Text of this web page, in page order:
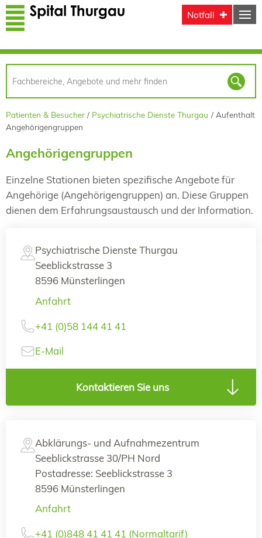
Direkt zum Inhalt
Notfall
Patienten & Besucher Psychiatrische Dienste Thurgau
Aufenthalt
Angehörigengruppen
Angehörigengruppen
Einzelne Stationen bieten spezifische Angebote für
Angehörige (Angehörigengruppen) an. Diese Gruppen
dienen dem Erfahrungsaustausch und der Information.
Psychiatrische Dienste Thurgau
Seeblickstrasse 3
8596 Münsterlingen
Anfahrt
+41 (0)58 144 41 41
E-Mail
Kontaktieren Sie uns
Abklärungs- und Aufnahmezentrum
Seeblickstrasse 30/PH Nord
Postadresse: Seeblickstrasse 3
8596 Münsterlingen
Anfahrt
+41 (0)848 41 41 41 (Normaltarif)